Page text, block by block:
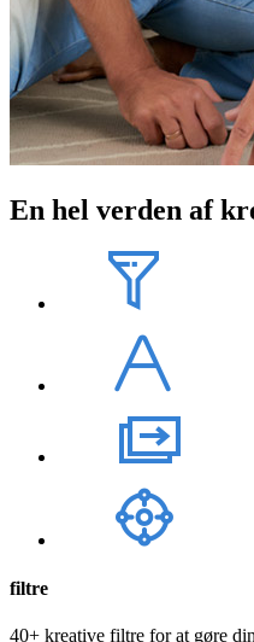
En hel verden af
filtre
40+ kreative filtre for at gøre